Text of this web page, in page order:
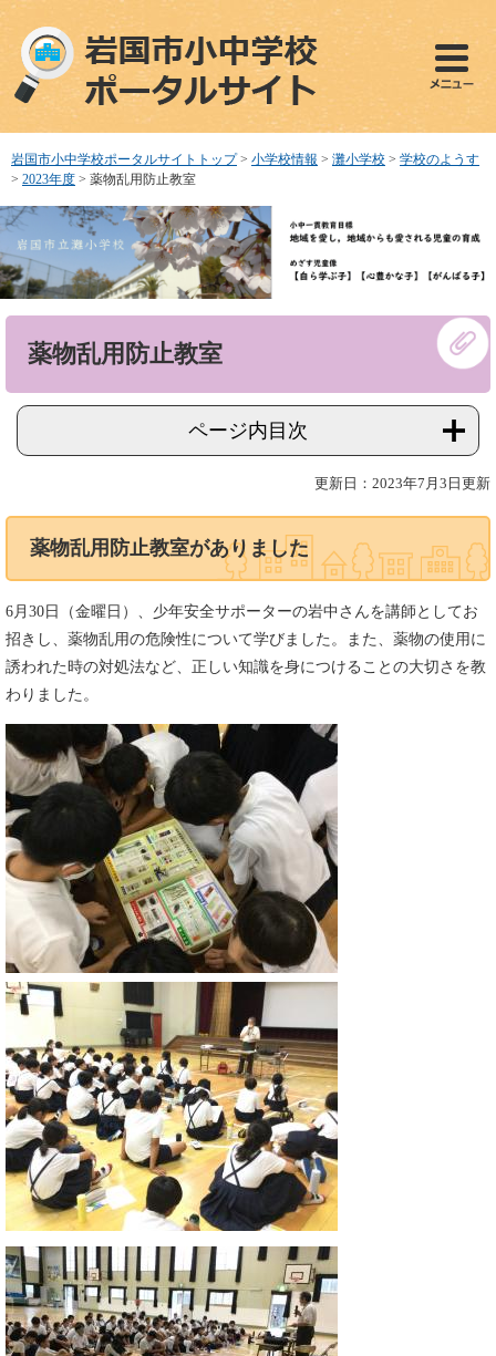
ペ
で
す
メ
ば
し
本
へ
岩国市小中学校ポータルサイトトップ > 小学校情報 > 灘小学校 > 学校のようす
> 2023年度 > 薬物乱用防止教室
薬物乱用防止教室
ページ内目次
更新日：2023年7月3日更新
薬物乱用防止教室がありました
6月30日（金曜日）、少年安全サポーターの岩中さんを講師としてお
招きし、薬物乱用の危険性について学びました。また、薬物の使用に
誘われた時の対処法など、正しい知識を身につけることの大切さを教
わりました。